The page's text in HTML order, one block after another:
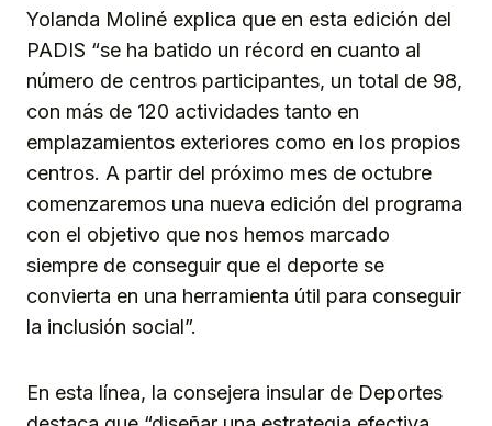
Yolanda Moliné explica que en esta edición del
PADIS “se ha batido un récord en cuanto al
número de centros participantes, un total de 98,
con más de 120 actividades tanto en
emplazamientos exteriores como en los propios
centros. A partir del próximo mes de octubre
comenzaremos una nueva edición del programa
con el objetivo que nos hemos marcado
siempre de conseguir que el deporte se
convierta en una herramienta útil para conseguir
la inclusión social”.
En esta línea, la consejera insular de Deportes